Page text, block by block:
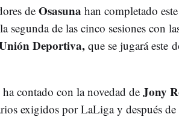
deOsasuna han completado
segunda de las cinco sesiones con
Deportiva,que se jugará este
contado con la novedad deJony
exigidos por LaLiga y después